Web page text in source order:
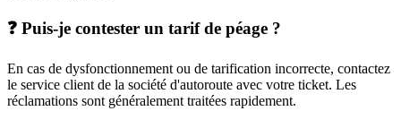
❓ Puis-je contester un tarif de péage ?
En cas de dysfonctionnement ou de tarification incorrecte, contactez
le service client de la société d'autoroute avec votre ticket. Les
réclamations sont généralement traitées rapidement.